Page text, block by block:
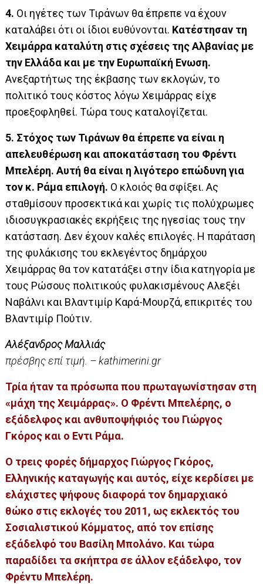
4. Οι ηγέτες των Τιράνων θα έπρεπε να έχουν
καταλάβει ότι οι ίδιοι ευθύνονται. Κατέστησαν τη
Χειμάρρα καταλύτη στις σχέσεις της Αλβανίας με
την Ελλάδα και με την Ευρωπαϊκή Ενωση.
Ανεξαρτήτως της έκβασης των εκλογών, το
πολιτικό τους κόστος λόγω Χειμάρρας είχε
προεξοφληθεί. Τώρα τους καταλογίζεται.
5. Στόχος των Τιράνων θα έπρεπε να είναι η
απελευθέρωση και αποκατάσταση του Φρέντι
Μπελέρη. Αυτή θα είναι η λιγότερο επώδυνη για
τον κ. Ράμα επιλογή. Ο κλοιός θα σφίξει. Ας
σταθμίσουν προσεκτικά και χωρίς τις πολύχρωμες
ιδιοσυγκρασιακές εκρήξεις της ηγεσίας τους την
κατάσταση. Δεν έχουν καλές επιλογές. Η παράταση
της φυλάκισης του εκλεγέντος δημάρχου
Χειμάρρας θα τον κατατάξει στην ίδια κατηγορία με
τους Ρώσους πολιτικούς φυλακισμένους Αλεξέι
Ναβάλνι και Βλαντιμίρ Καρά-Μουρζά, επικριτές του
Βλαντιμίρ Πούτιν.
Αλέξανδρος Μαλλιάς
πρέσβης επί τιμή. – kathimerini.gr
Τρία ήταν τα πρόσωπα που πρωταγωνίστησαν στη
«μάχη της Χειμάρρας». Ο Φρέντι Μπελέρης, ο
εξάδελφος και ανθυποψήφιός του Γιώργος
Γκόρος και ο Εντι Ράμα.
Ο τρεις φορές δήμαρχος Γιώργος Γκόρος,
Ελληνικής καταγωγής και αυτός, είχε κερδίσει με
ελάχιστες ψήφους διαφορά τον δημαρχιακό
θώκο στις εκλογές του 2011, ως εκλεκτός του
Σοσιαλιστικού Κόμματος, από τον επίσης
εξάδελφό του Βασίλη Μπολάνο. Και τώρα
παραδίδει τα σκήπτρα σε άλλον εξάδελφο, τον
Φρέντυ Μπελέρη.